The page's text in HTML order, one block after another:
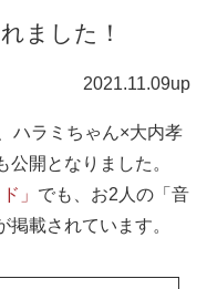
ました！
2021.11.09up
ハラミちゃん×大内孝
公開となりました。
」 でも、お2人の「音
載されています。